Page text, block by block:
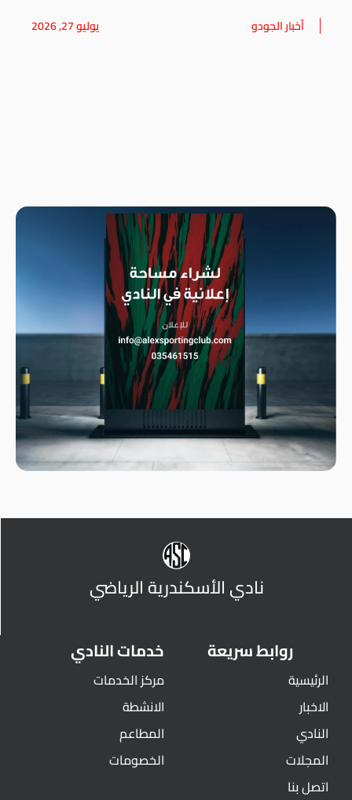
أخبار الجودو يوليو 27, 2026
نادي الأسكندرية الرياضي
روابط سريعة
الرئيسية
الاخبار
النادي
المجلات
اتصل بنا
خدمات النادي
مركز الخدمات
الانشطة
المطاعم
الخصومات